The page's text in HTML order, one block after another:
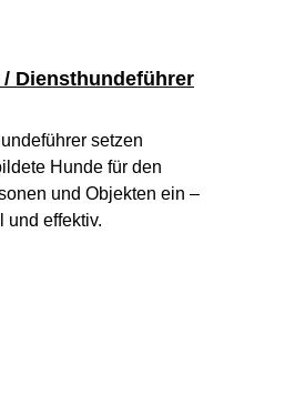
Diensthundeführer
setzen
Hunde für den
und Objekten ein –
und effektiv.